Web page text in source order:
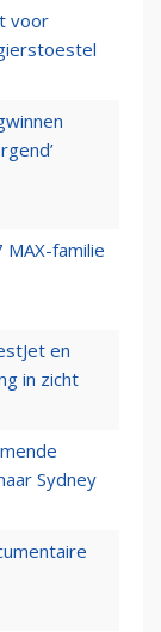
voor
familie
en
in zicht
Sydney